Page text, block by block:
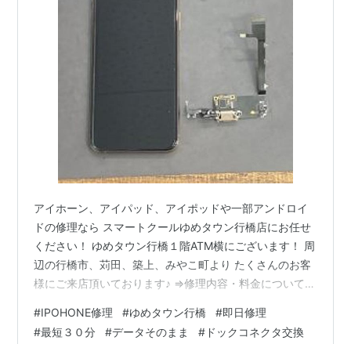
アイホーン、アイパッド、アイポッドや一部アンドロイ
ドの修理なら スマートクールゆめタウン行橋店にお任せ
ください！ ゆめタウン行橋１階ATM横にございます！ 周
辺の行橋市、苅田、築上、みやこ町より たくさんのお客
様にご来店頂いております♪ ⇒修理内容・料金については
けで汗が噴き出してきますね…💦 湿度も結構あるみたい
ですね…(￣▽￣;) 空気が重く感じます。 コロナのせいで
#IPOHONE修理 #ゆめタウン行橋 #即日修理
#最短３０分 #データそのまま # ドックコネクタ交換